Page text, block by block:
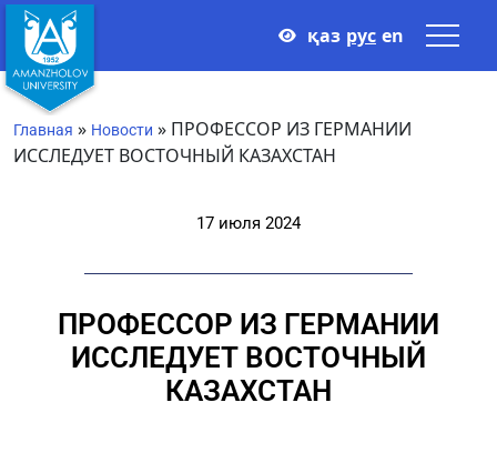
қаз рус en
Главная » Новости » ПРОФЕССОР ИЗ ГЕРМАНИИ
ИССЛЕДУЕТ ВОСТОЧНЫЙ КАЗАХСТАН
17 июля 2024
ПРОФЕССОР ИЗ ГЕРМАНИИ
ИССЛЕДУЕТ ВОСТОЧНЫЙ
КАЗАХСТАН